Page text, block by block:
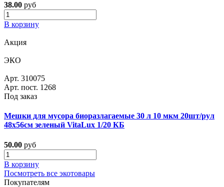
38.00 руб
В корзину
Акция
ЭКО
Арт. 310075
Арт. пост. 1268
Под заказ
Мешки для мусора биоразлагаемые 30 л 10 мкм 20шт/рул
48х56см зеленый VitaLux 1/20 КБ
50.00 руб
В корзину
Посмотреть все экотовары
Покупателям